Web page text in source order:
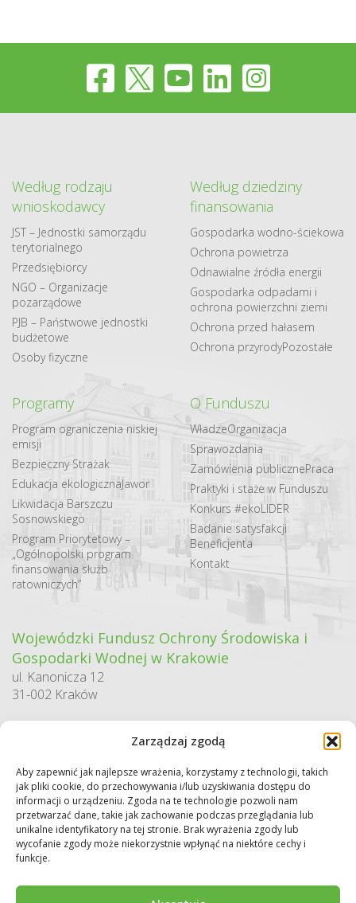
Zarządzaj zgodą
Aby zapewnić jak najlepsze wrażenia, korzystamy z technologii, takich
jak pliki cookie, do przechowywania i/lub uzyskiwania dostępu do
informacji o urządzeniu. Zgoda na te technologie pozwoli nam
przetwarzać dane, takie jak zachowanie podczas przeglądania lub
unikalne identyfikatory na tej stronie. Brak wyrażenia zgody lub
wycofanie zgody może niekorzystnie wpłynąć na niektóre cechy i
funkcje.
Według rodzaju
wnioskodawcy
JST – Jednostki samorządu
terytorialnego
Przedsiębiorcy
NGO – Organizacje
pozarządowe
PJB – Państwowe jednostki
budżetowe
Osoby fizyczne
Według dziedziny
finansowania
Gospodarka​ wodno​-ściekowa
Ochrona powietrza
Odnawialne​ źródła​ energii
Gospodarka odpadami i
ochrona powierzchni ziemi
Ochrona przed hałasem
Ochrona przyrodyPozostałe
Programy
Program ograniczenia niskiej
emisji
Bezpieczny Strażak
Edukacja ekologicznaJawor
Likwidacja Barszczu
Sosnowskiego
Program Priorytetowy –
„Ogólnopolski program
finansowania służb
ratowniczych”
O Funduszu
WładzeOrganizacja
Sprawozdania
Zamówienia publicznePraca
Praktyki i staże w Funduszu
Konkurs #ekoLIDER
Badanie satysfakcji
Beneficjenta
Kontakt
Wojewódzki Fundusz Ochrony Środowiska i
Gospodarki Wodnej w Krakowie
ul. Kanonicza 12
31-002 Kraków
Sekretariat / Dziennik podawczy
tel.: 12 422 94 90
e-mail:biuro@wfos.krakow.pl